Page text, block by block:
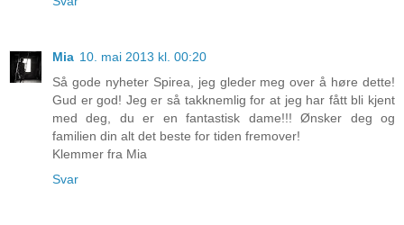
Mia 10. mai 2013 kl. 00:20
Så gode nyheter Spirea, jeg gleder meg over å høre dette!
Gud er god! Jeg er så takknemlig for at jeg har fått bli kjent
med deg, du er en fantastisk dame!!! Ønsker deg og
familien din alt det beste for tiden fremover!
Klemmer fra Mia
Svar